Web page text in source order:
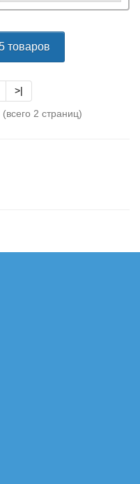
товаров
>|
2 страниц)